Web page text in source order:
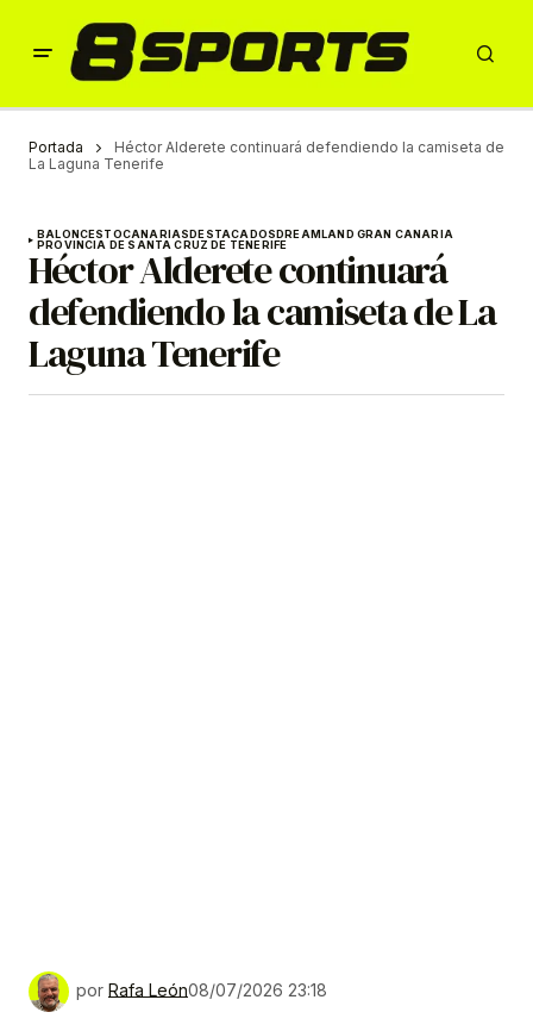
Portada
Héctor Alderete continuará defendiendo la camiseta de
La Laguna Tenerife
BALONCESTOCANARIASDESTACADOSDREAMLAND GRAN CANARIA
PROVINCIA DE SANTA CRUZ DE TENERIFE
Héctor Alderete continuará
defendiendo la camiseta de La
Laguna Tenerife
por Rafa León08/07/2026 23:18